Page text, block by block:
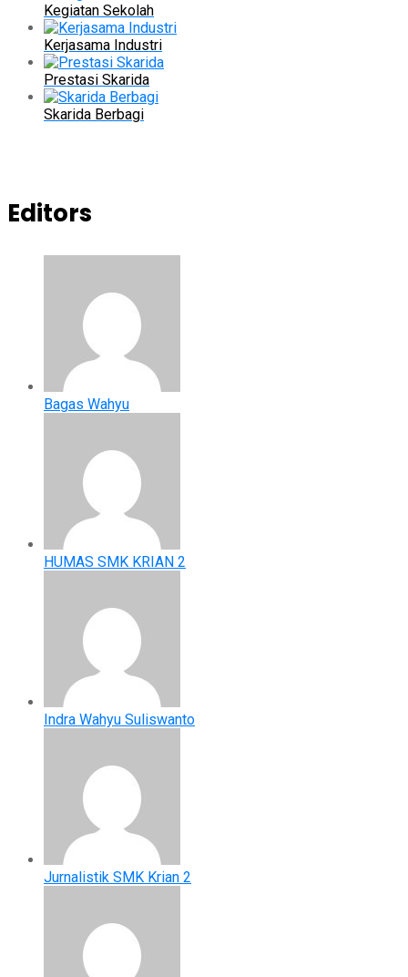
Kegiatan Sekolah
Kerjasama Industri
Prestasi Skarida
Skarida Berbagi
Editors
Bagas Wahyu
HUMAS SMK KRIAN 2
Indra Wahyu Suliswanto
Jurnalistik SMK Krian 2